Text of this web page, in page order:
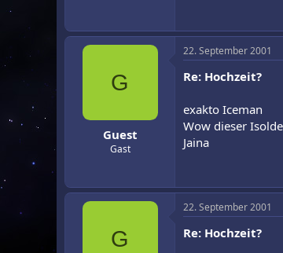
G
Guest
Gast
22. September 2001
Re: Hochzeit?
exakto Iceman
Wow dieser
Jaina
G
22. September 2001
Re: Hochzeit?